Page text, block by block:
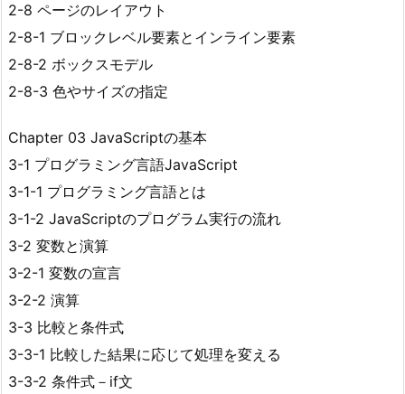
2-8 ページのレイアウト
2-8-1 ブロックレベル要素とインライン要素
2-8-2 ボックスモデル
2-8-3 色やサイズの指定
Chapter 03 JavaScriptの基本
3-1 プログラミング言語JavaScript
3-1-1 プログラミング言語とは
3-1-2 JavaScriptのプログラム実行の流れ
3-2 変数と演算
3-2-1 変数の宣言
3-2-2 演算
3-3 比較と条件式
3-3-1 比較した結果に応じて処理を変える
3-3-2 条件式－if文